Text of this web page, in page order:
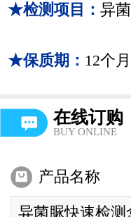
★检测项目：异
★保质期： 12个月
在线订购
BUY ONLINE
产品名称